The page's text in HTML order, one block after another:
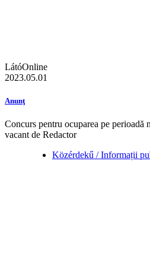
LátóOnline
2023.05.01
Anunţ
Concurs pentru ocuparea pe perioadă
vacant de Redactor
Közérdekű / Informații